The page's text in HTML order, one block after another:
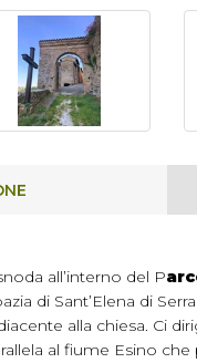
all’interno del P
di Sant’Elena di
alla chiesa. Ci
al fiume Esino